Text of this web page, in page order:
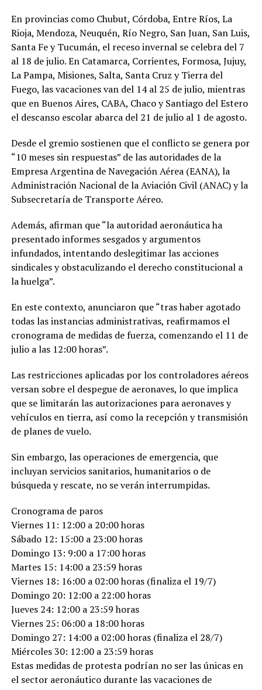
En provincias como Chubut, Córdoba, Entre Ríos, La
Rioja, Mendoza, Neuquén, Río Negro, San Juan, San Luis,
Santa Fe y Tucumán, el receso invernal se celebra del 7
al 18 de julio. En Catamarca, Corrientes, Formosa, Jujuy,
La Pampa, Misiones, Salta, Santa Cruz y Tierra del
Fuego, las vacaciones van del 14 al 25 de julio, mientras
que en Buenos Aires, CABA, Chaco y Santiago del Estero
el descanso escolar abarca del 21 de julio al 1 de agosto.
Desde el gremio sostienen que el conflicto se genera por
“10 meses sin respuestas” de las autoridades de la
Empresa Argentina de Navegación Aérea (EANA), la
Administración Nacional de la Aviación Civil (ANAC) y la
Subsecretaría de Transporte Aéreo.
Además, afirman que “la autoridad aeronáutica ha
presentado informes sesgados y argumentos
infundados, intentando deslegitimar las acciones
sindicales y obstaculizando el derecho constitucional a
la huelga”.
En este contexto, anunciaron que “tras haber agotado
todas las instancias administrativas, reafirmamos el
cronograma de medidas de fuerza, comenzando el 11 de
julio a las 12:00 horas”.
Las restricciones aplicadas por los controladores aéreos
versan sobre el despegue de aeronaves, lo que implica
que se limitarán las autorizaciones para aeronaves y
vehículos en tierra, así como la recepción y transmisión
de planes de vuelo.
Sin embargo, las operaciones de emergencia, que
incluyan servicios sanitarios, humanitarios o de
búsqueda y rescate, no se verán interrumpidas.
Cronograma de paros
Viernes 11: 12:00 a 20:00 horas
Sábado 12: 15:00 a 23:00 horas
Domingo 13: 9:00 a 17:00 horas
Martes 15: 14:00 a 23:59 horas
Viernes 18: 16:00 a 02:00 horas (finaliza el 19/7)
Domingo 20: 12:00 a 22:00 horas
Jueves 24: 12:00 a 23:59 horas
Viernes 25: 06:00 a 18:00 horas
Domingo 27: 14:00 a 02:00 horas (finaliza el 28/7)
Miércoles 30: 12:00 a 23:59 horas
Estas medidas de protesta podrían no ser las únicas en
el sector aeronáutico durante las vacaciones de